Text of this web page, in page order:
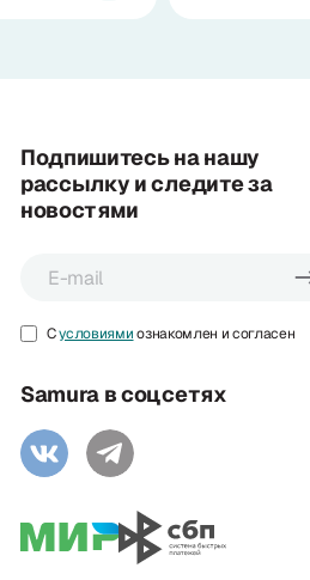
Подпишитесь на нашу
рассылку и следите за
новостями
Сусловиямиознакомлен и согласен
Samura в соцсетях